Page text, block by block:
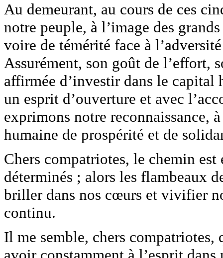
Au demeurant, au cours de ces
notre peuple, à l’image des
voire de témérité face à
Assurément, son goût de l’effort,
affirmée d’investir dans le capital
un esprit d’ouverture et avec
exprimons notre reconnaissance,
humaine de prospérité et de
Chers compatriotes, le chemin
déterminés ; alors les flambeaux
briller dans nos cœurs et vivifier
continu.
Il me semble, chers compatriotes,